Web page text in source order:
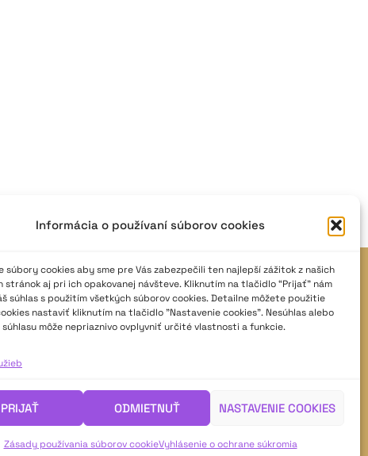
Informácia o používaní súborov cookies
súbory cookies aby sme pre Vás zabezpečili ten najlepší zážitok z našich
stránok aj pri ich opakovanej návšteve. Kliknutím na tlačidlo “Prijať” nám
súhlas s použitím všetkých súborov cookies. Detailne môžete použitie
nastaviť kliknutím na tlačidlo "Nastavenie cookies". Nesúhlas alebo
súhlasu môže nepriaznivo ovplyvniť určité vlastnosti a funkcie.
PRIJAŤ ODMIETNUŤ NASTAVENIE COOKIES
Zásady používania súborov cookieVyhlásenie o ochrane súkromia
JAVISKO
ISSN: 2730-1257
e-mail: javisko.noc@nocka.sk
2023–2025 ©Národné osvetové centrum
Logofont byPeter Biľak.